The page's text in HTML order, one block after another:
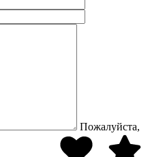
Пожалуйста,